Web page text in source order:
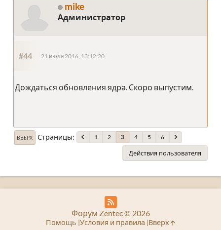
mike
Администратор
#44 21 июля 2016, 13:12:20
Дождаться обновления ядра. Скоро выпустим.
ВВЕРХ Страницы 1 2 3 4 5 6
Действия пользователя
Форум Zentec © 2026
Помощь Условия и правила Вверх